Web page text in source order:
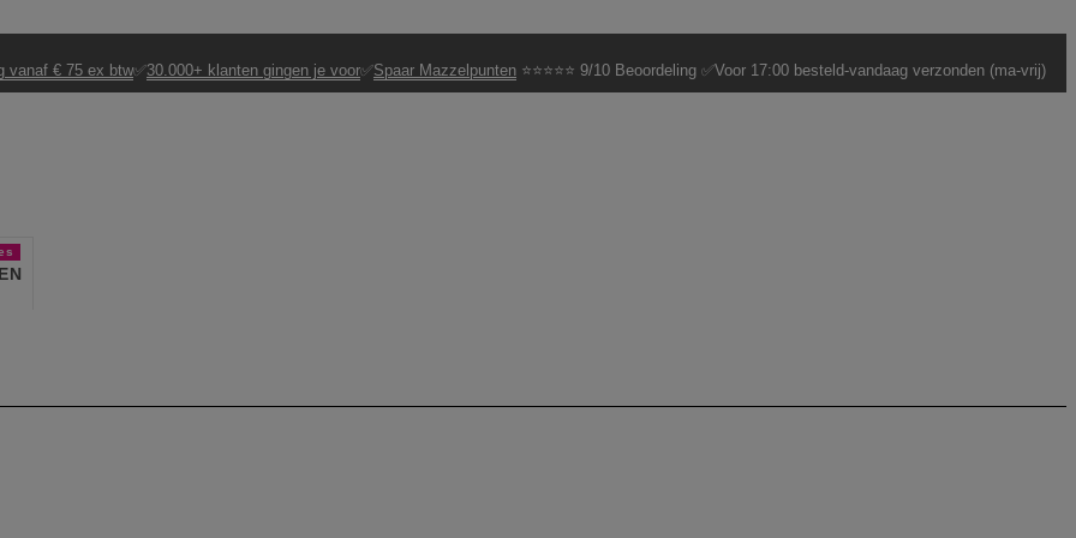
vanaf € 75 ex btw✅30.000+ klanten gingen je voor✅Spaar Mazzelpunten ⭐⭐⭐⭐⭐ 9/10 Beoordeling ✅Voor 17:00 besteld-vandaag verzonden (ma-vrij)